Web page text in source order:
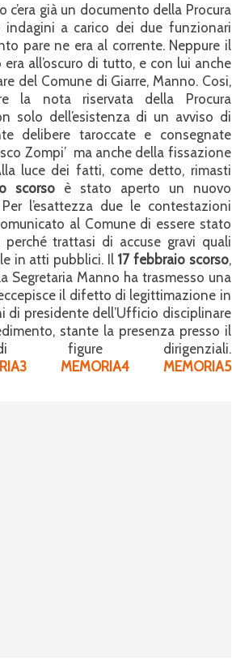
già un documento della Procura
a carico dei due funzionari
pare ne era al corrente. Neppure il
all’oscuro di tutto, e con lui anche
del Comune di Giarre, Manno. Cosi,
la nota riservata della Procura
solo dell’esistenza di un avviso di
delibere taroccate e consegnate
Zompi’ ma anche della fissazione
luce dei fatti, come detto, rimasti
scorsoè stato aperto un nuovo
l’esattezza due le contestazioni
al Comune di essere stato
trattasi di accuse gravi quali
in atti pubblici. Il 17 febbraio scorso,
Segretaria Manno ha trasmesso una
il difetto di legittimazione in
di presidente dell’Ufficio disciplinare
stante la presenza presso il
dirigenziali.
MEMORIA4
MEMORIA5